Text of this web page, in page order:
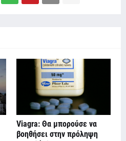
Viagra: Θα μπορούσε να
βοηθήσει στην πρόληψη